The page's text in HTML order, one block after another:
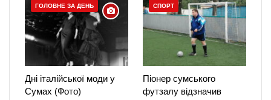
ГОЛОВНЕ ЗА ДЕНЬ
Дні італійської моди у
Сумах (Фото)
СПОРТ
Піонер сумського
футзалу відзначив